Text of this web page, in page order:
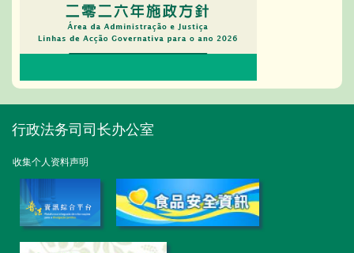
行政法务司司长办公室
收集个人资料声明